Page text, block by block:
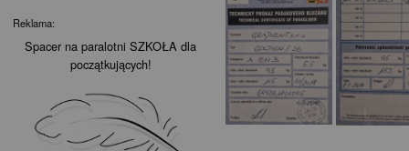
Reklama:
Spacer na paralotni SZKOŁA dla
początkujących!